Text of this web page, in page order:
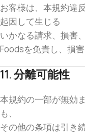
お客様は、本規約違
起因して生じる
いかなる請求、損害
Foodsを免責し、損
11. 分離可能性
本規約の一部が無効
も、
その他の条項は引き